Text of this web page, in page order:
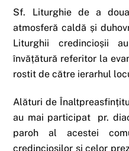
Sf. Liturghie de a
atmosferă caldă și
Liturghii credincioșii
învățătură referitor la
rostit de către ierarhul
Alături de
au mai participat pr.
paroh al acestei
credincioșilor și celor